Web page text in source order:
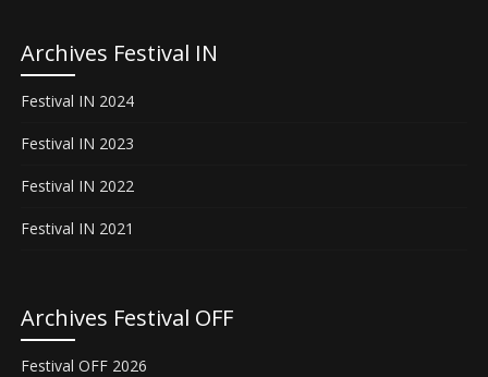
Archives Festival IN
Festival IN 2024
Festival IN 2023
Festival IN 2022
Festival IN 2021
Archives Festival OFF
Festival OFF 2026